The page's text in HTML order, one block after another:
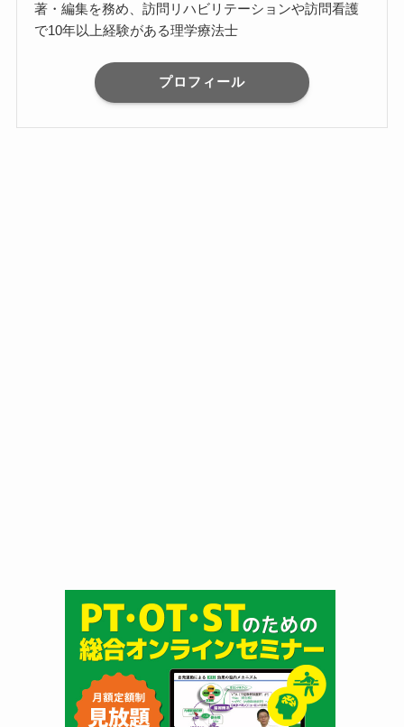
著・編集を務め、訪問リハビリテーションや訪問看護
で10年以上経験がある理学療法士
プロフィール